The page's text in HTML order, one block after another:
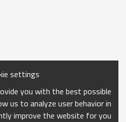
settings
you with the best possible
us to analyze user behavior in
improve the website for you.